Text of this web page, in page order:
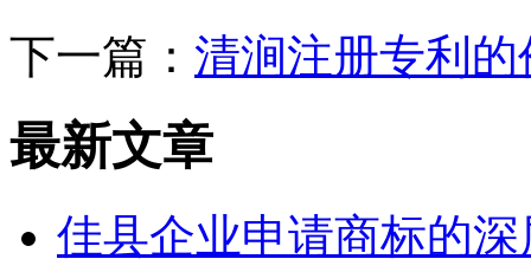
下一篇： 清涧注册专利
最新文章
佳县企业申请商标的